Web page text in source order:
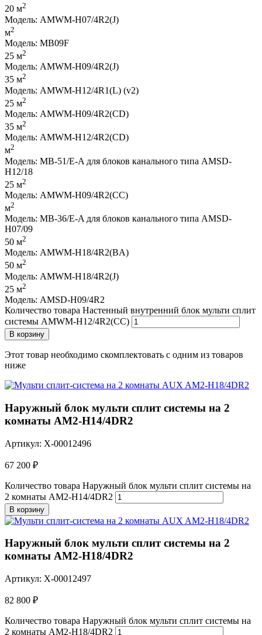
20 м2
Модель: AMWM-H07/4R2(J)
м2
Модель: MB09F
25 м2
Модель: AMWM-H09/4R2(J)
35 м2
Модель: AMWM-H12/4R1(L) (v2)
25 м2
Модель: AMWM-H09/4R2(CD)
35 м2
Модель: AMWM-H12/4R2(CD)
м2
Модель: MB-51/E-A для блоков канального типа AMSD-
H12/18
25 м2
Модель: AMWM-H09/4R2(CC)
м2
Модель: MB-36/E-A для блоков канального типа AMSD-
H07/09
50 м2
Модель: AMWM-H18/4R2(BA)
50 м2
Модель: AMWM-H18/4R2(J)
25 м2
Модель: AMSD-H09/4R2
Количество товара Настенный внутренний блок мульти сплит
системы AMWM-H12/4R2(CC)
В корзину
Этот товар необходимо скомплектовать с одним из товаров
ниже
Наружный блок мульти сплит системы на 2
комнаты AM2-H14/4DR2
Артикул: X-00012496
67 200 ₽
Количество товара Наружный блок мульти сплит системы на
2 комнаты AM2-H14/4DR2
В корзину
Наружный блок мульти сплит системы на 2
комнаты AM2-H18/4DR2
Артикул: X-00012497
82 800 ₽
Количество товара Наружный блок мульти сплит системы на
2 комнаты AM2-H18/4DR2